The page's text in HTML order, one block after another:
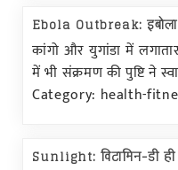
Ebola Outbreak:
कांगो और युगांडा में
में भी संक्रमण की पुष्टि ने
Category: health-
Sunlight: विटामिन-डी ही